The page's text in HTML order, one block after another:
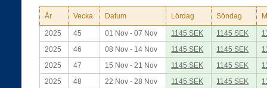
År Vecka Datum Lördag Söndag
2025 45 01 Nov - 07 Nov 1145 SEK 1145 SEK
2025
46 08 Nov - 14 Nov 1145 SEK 1145 SEK
2025
47 15 Nov - 21 Nov 1145 SEK 1145 SEK
2025
48 22 Nov - 28 Nov 1145 SEK 1145 SEK